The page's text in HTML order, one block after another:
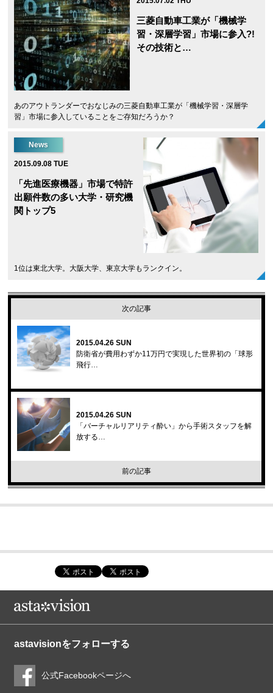
三菱自動車工業が「機械学
習・深層学習」市場に参入?!
その技術と…
あのアウトランダーでおなじみの三菱自動車工業が「機械学習・深層学
習」市場に参入していることをご存知だろうか？
News
2015.09.08 TUE
「先進医療機器」市場で特許
出願件数の多い大学・研究機
関トップ5
1位は東北大学。大阪大学、東京大学もランクイン。
次の記事
2015.04.26 SUN
防衛省が費用わずか11万円で実現した世界初の「球形
飛行…
2015.04.26 SUN
「バーチャルリアリティ酔い」から手術スタッフを解
放する…
前の記事
astavisionをフォローする
公式Facebookページへ